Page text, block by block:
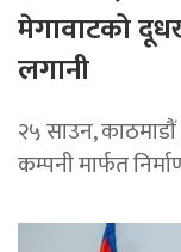
मेगावाटको
लगानी
२५ साउन,
कम्पनी मार्फत